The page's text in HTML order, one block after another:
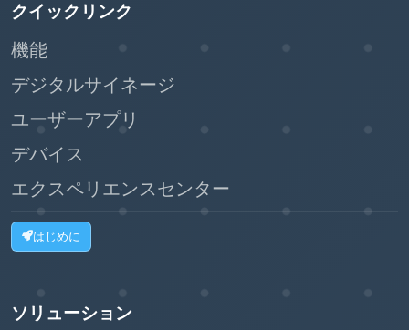
クイックリンク
機能
デジタルサイネージ
ユーザーアプリ
デバイス
エクスペリエンスセンター
はじめに
ソリューション